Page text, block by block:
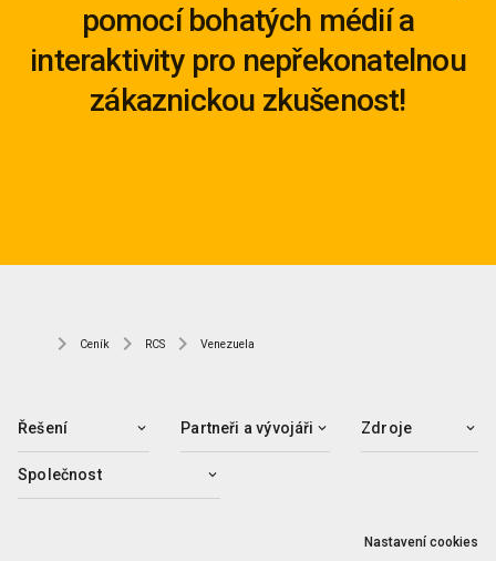
pomocí bohatých médií a
interaktivity pro nepřekonatelnou
zákaznickou zkušenost!
Ceník RCS Venezuela
Řešení Partneři a vývojáři Zdroje
Společnost
Nastavení cookies